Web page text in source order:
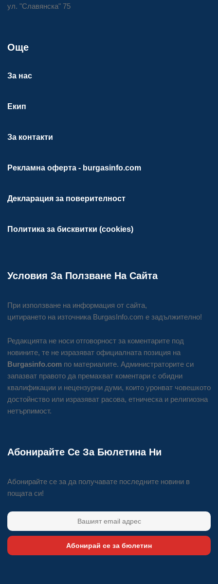
ул. "Славянска" 75
Още
За нас
Екип
За контакти
Рекламна оферта - burgasinfo.com
Декларация за поверителност
Политика за бисквитки (cookies)
Условия За Ползване На Сайта
При използване на информация от сайта,
цитирането на източника BurgasInfo.com е задължително!
Редакцията не носи отговорност за коментарите под
новините, те не изразяват официалната позиция на
Burgasinfo.com по материалите. Администраторите си
запазват правото да премахват коментари с обидни
квалификации и нецензурни думи, които уронват човешкото
достойнство или изразяват расова, етническа и религиозна
нетърпимост.
Абонирайте Се За Бюлетина Ни
Абонирайте се за да получавате последните новини в
пощата си!
Абонирай се за бюлетин